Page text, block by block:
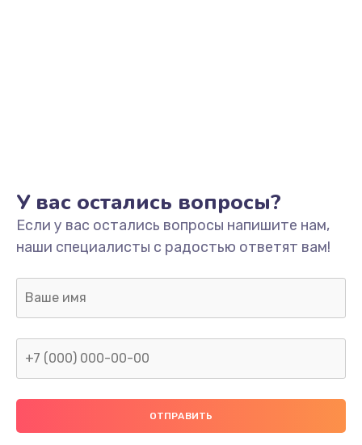
Замена разъёмов (HDMI, DVI, Дисплей порта)
495 руб.
Заказать
Замена USB порта
895 руб.
У вас остались вопросы?
Если у вас остались вопросы напишите нам,
наши специалисты с радостью ответят вам!